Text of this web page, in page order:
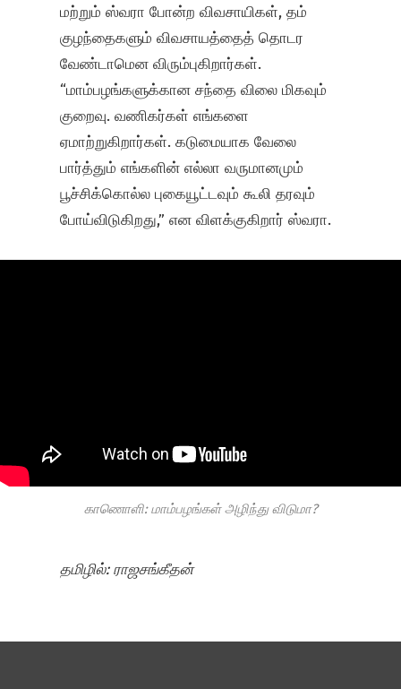
மற்றும் ஸ்வரா போன்ற விவசாயிகள், தம்
குழந்தைகளும் விவசாயத்தைத் தொடர
வேண்டாமென விரும்புகிறார்கள்.
“மாம்பழங்களுக்கான சந்தை விலை மிகவும்
குறைவு. வணிகர்கள் எங்களை
ஏமாற்றுகிறார்கள். கடுமையாக வேலை
பார்த்தும் எங்களின் எல்லா வருமானமும்
பூச்சிக்கொல்ல புகையூட்டவும் கூலி தரவும்
போய்விடுகிறது,” என விளக்குகிறார் ஸ்வரா.
காணொளி: மாம்பழங்கள் அழிந்து விடுமா?
தமிழில்: ராஜசங்கீதன்